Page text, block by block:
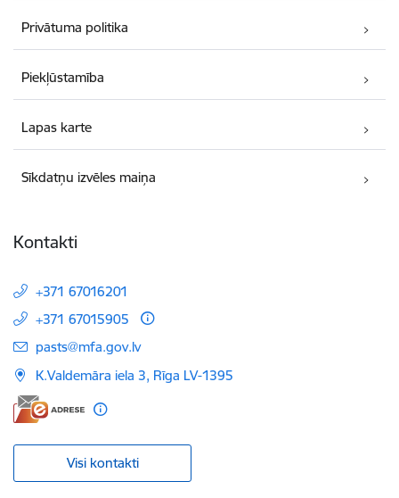
Privātuma politika
Piekļūstamība
Lapas karte
Sīkdatņu izvēles maiņa
Kontakti
+371 67016201
+371 67015905
E-pasts:
pasts@mfa.gov.lv
K.Valdemāra iela 3, Rīga LV-1395
Visi kontakti